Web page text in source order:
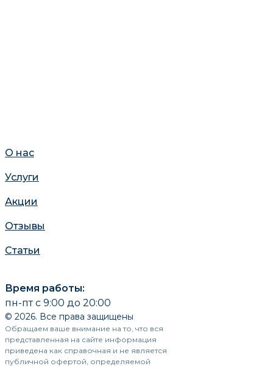
О нас
Услуги
Акции
Отзывы
Статьи
Время работы:
пн-пт с 9:00 до 20:00
© 2026. Все права защищены
Обращаем ваше внимание на то, что вся
представленная на сайте информация
приведена как справочная и не является
публичной офертой, определяемой